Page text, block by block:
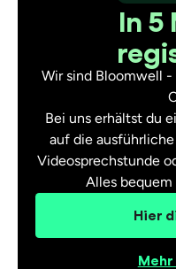
In 5
Wir sind Bloomwell
Bei uns erhältst du
auf die
Videosprechstunde
Alles
Hier